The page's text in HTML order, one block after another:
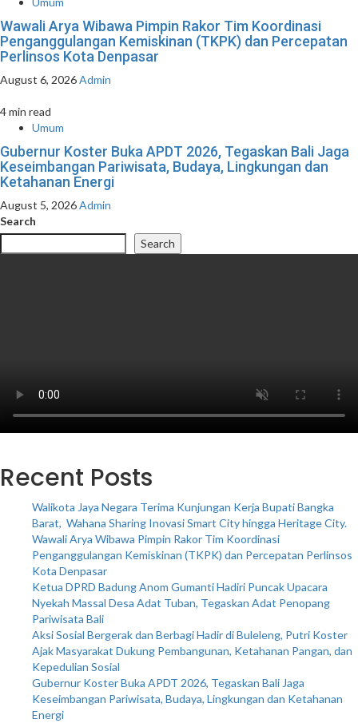
Wawali Arya Wibawa Pimpin Rakor Tim Koordinasi
Penganggulangan Kemiskinan (TKPK) dan Percepatan
Perlinsos Kota Denpasar
August 6, 2026Admin
4 min read
Umum
Gubernur Koster Buka APDT 2026, Tegaskan Bali Jaga
Keseimbangan Pariwisata, Budaya, Lingkungan dan
Ketahanan Energi
August 5, 2026Admin
Search
Search
Recent Posts
Walikota Jaya Negara Terima Kunjungan Kerja Bupati Bangka
Barat, Wahana Sharing Inovasi Smart City hingga Heritage City.
Wawali Arya Wibawa Pimpin Rakor Tim Koordinasi
Penganggulangan Kemiskinan (TKPK) dan Percepatan Perlinsos
Kota Denpasar
Ketua DPRD Badung Anom Gumanti Hadiri Puncak Upacara
Nyekah Massal Desa Adat Tuban, Tegaskan Adat Penopang
Pariwisata Bali
Aksi Sosial Bergerak dan Berbagi Hadir di Buleleng, Putri Koster
Ajak Masyarakat Dukung Pembangunan, Ketahanan Pangan, dan
Kepedulian Sosial
Gubernur Koster Buka APDT 2026, Tegaskan Bali Jaga
Keseimbangan Pariwisata, Budaya, Lingkungan dan Ketahanan
Energi